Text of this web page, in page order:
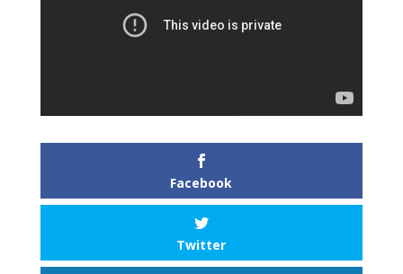
Facebook
Twitter